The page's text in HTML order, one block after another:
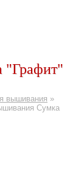
"Графит"
вышивания »
Сумка